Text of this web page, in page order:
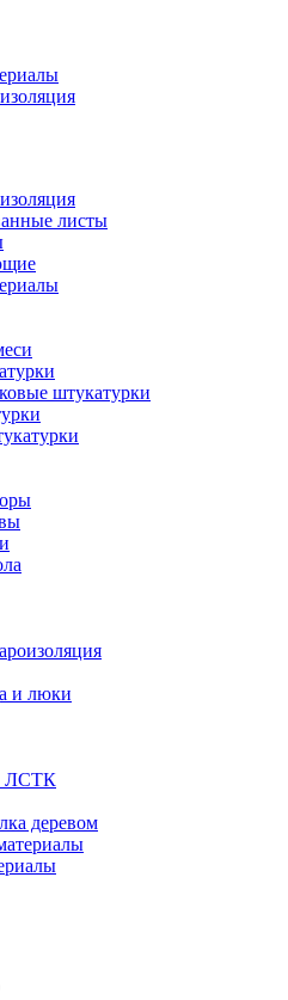
листы
штукатурки
и люки
ЛСТК
деревом